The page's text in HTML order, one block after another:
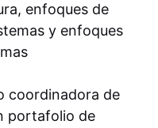
enfoques de
y enfoques
coordinadora de
portafolio de